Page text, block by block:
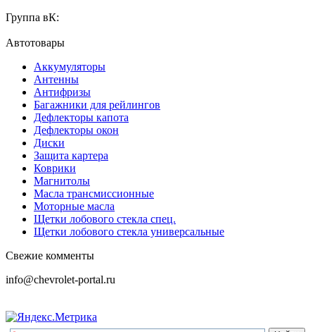
Группа вК:
Автотовары
Аккумуляторы
Антенны
Антифризы
Багажники для рейлингов
Дефлекторы капота
Дефлекторы окон
Диски
Защита картера
Коврики
Магнитолы
Масла трансмиссионные
Моторные масла
Щетки лобового стекла спец.
Щетки лобового стекла универсальные
Свежие комменты
info@chevrolet-portal.ru